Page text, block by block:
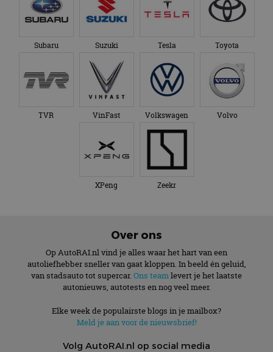
Subaru Suzuki Tesla Toyota
TVR VinFast Volkswagen Volvo
XPeng Zeekr
Over ons
Op AutoRAI.nl vind je alles waar het hart van een
autoliefhebber sneller van gaat kloppen. In beeld én geluid,
van stadsauto tot supercar. Ons teamlevert je het laatste
autonieuws, autotests en nog veel meer.
Elke week de populairste blogs in je mailbox?
Meld je aan voor de nieuwsbrief!
Volg AutoRAI.nl op social media